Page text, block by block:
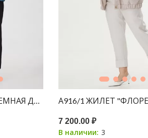
А364 БОМБЕР "НОРА" ТЕМНАЯ ДЖИНСА 100СА916/1 ЖИЛЕТ
7 200.00 ₽
В наличии: 3